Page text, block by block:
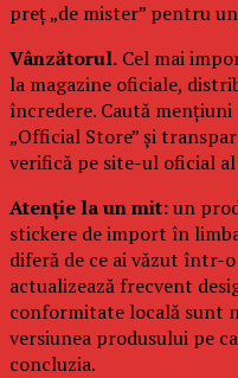
preț „de mister” pentru
Vânzătorul. Cel mai
la magazine oficiale,
încredere. Caută
„Official Store” și
verifică pe site-ul oficial
Atenție la un mit:un
stickere de import în
diferă de ce ai văzut într-
actualizează frecvent
conformitate locală sunt
versiunea produsului pe
concluzia.